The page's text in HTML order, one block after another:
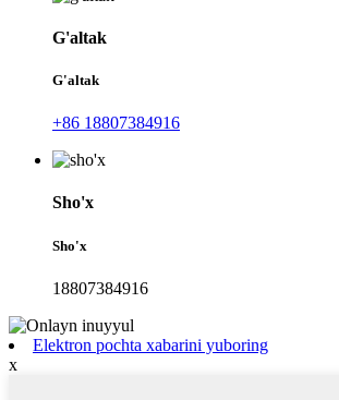
G'altak
G'altak
+86 18807384916
Sho'x
Sho'x
18807384916
Elektron pochta xabarini yuboring
x